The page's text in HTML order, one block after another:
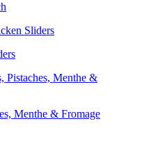
Menthe & Fromage